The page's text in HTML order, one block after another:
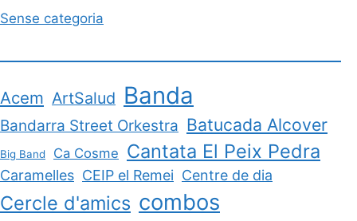
Sense categoria
Acem ArtSalud Banda
Bandarra Street Orkestra Batucada Alcover
Big Band Ca Cosme Cantata El Peix Pedra
Caramelles CEIP el Remei Centre de dia
Cercle d'amics combos